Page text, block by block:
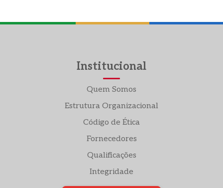
Institucional
Quem Somos
Estrutura Organizacional
Código de Ética
Fornecedores
Qualificações
Integridade